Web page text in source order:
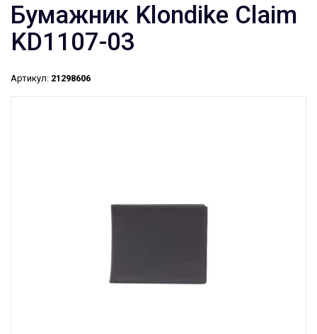
Бумажник Klondike Claim
KD1107-03
Артикул: 21298606